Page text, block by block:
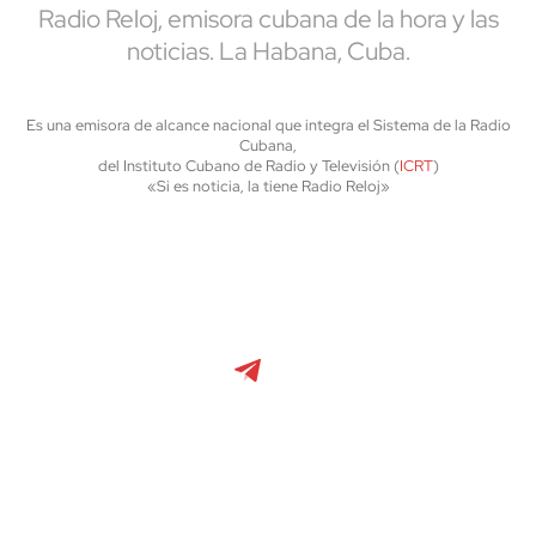
Radio Reloj, emisora cubana de la hora y las
noticias. La Habana, Cuba.
Es una emisora de alcance nacional que integra el Sistema de la Radio
Cubana,
del Instituto Cubano de Radio y Televisión (ICRT)
«Si es noticia, la tiene Radio Reloj»